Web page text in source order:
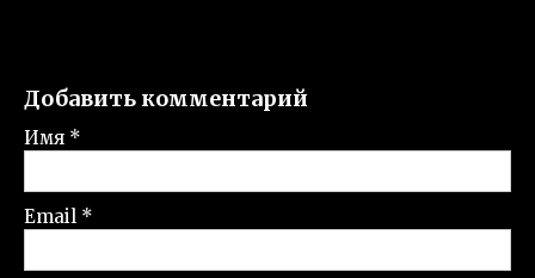
Добавить комментарий
Имя *
Email *